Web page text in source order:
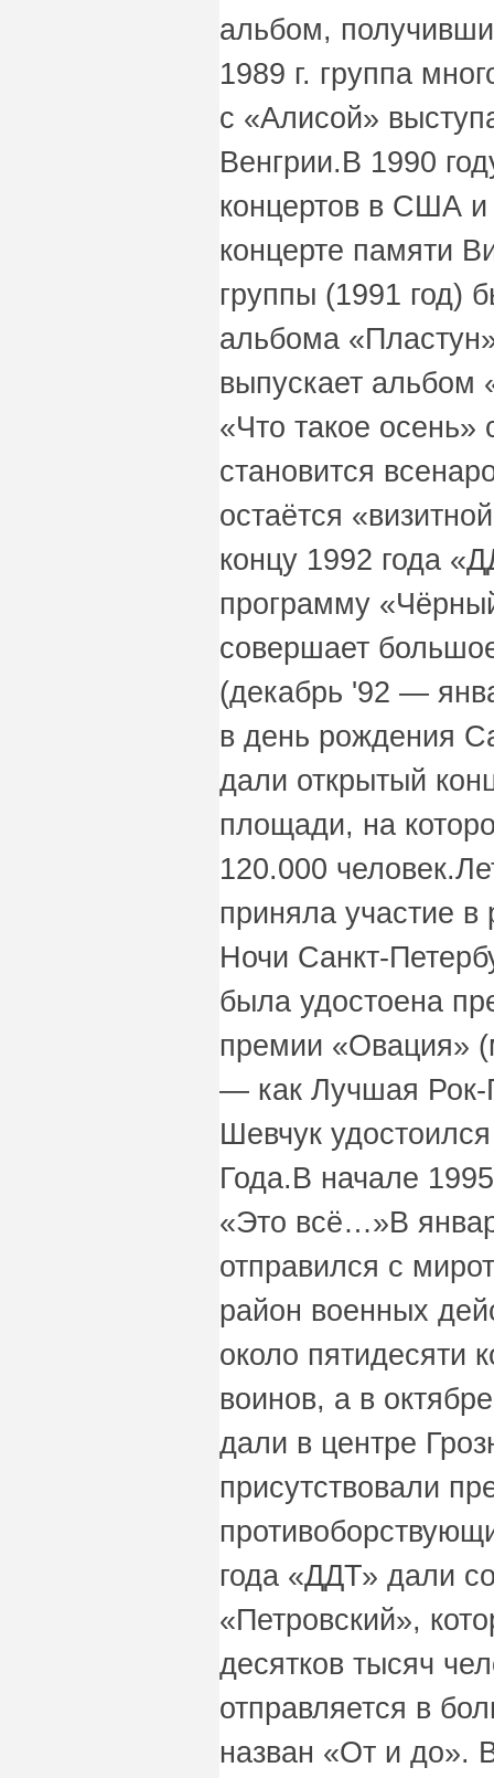
альбом,
1989 г. группа
с «Алисой»
Венгрии.В 1990
концертов в США
концерте памяти
группы (1991 год)
альбома
выпускает альбом
«Что такое осень»
становится
остаётся
концу 1992 года
программу
совершает
(декабрь '92 —
в день рождения
дали открытый
площади, на
120.000
приняла участие
Ночи Санкт-
была удостоена
премии «Овация»
— как Лучшая Рок-
Шевчук
Года.В начале
«Это всё…»В
отправился с
район военных
около пятидесяти
воинов, а в
дали в центре
присутствовали
года «ДДТ» дали
«Петровский»,
десятков тысяч
отправляется в
назван «От и до».